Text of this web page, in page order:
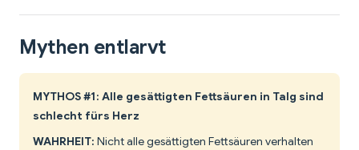
Mythen entlarvt
MYTHOS #1: Alle gesättigten Fettsäuren in Talg sind
schlecht fürs Herz
WAHRHEIT: Nicht alle gesättigten Fettsäuren verhalten